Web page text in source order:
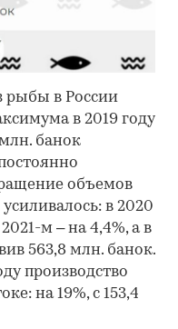
рыбы в России
в 2019 году
банок
объемов
в 2020
м – на 4,4%, а в
563,8 млн. банок.
производство
на 19%, с 153,4